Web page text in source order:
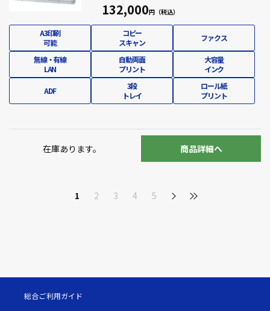
132,000
A3印刷
可能
コピー
スキャン
ファクス
無線・有線
LAN
自動両面
プリント
大容量
インク
ADF
3段
トレイ
ロール紙
プリント
在庫あります。 商品詳細へ
1 2 3 4 5
総合ご利用ガイド